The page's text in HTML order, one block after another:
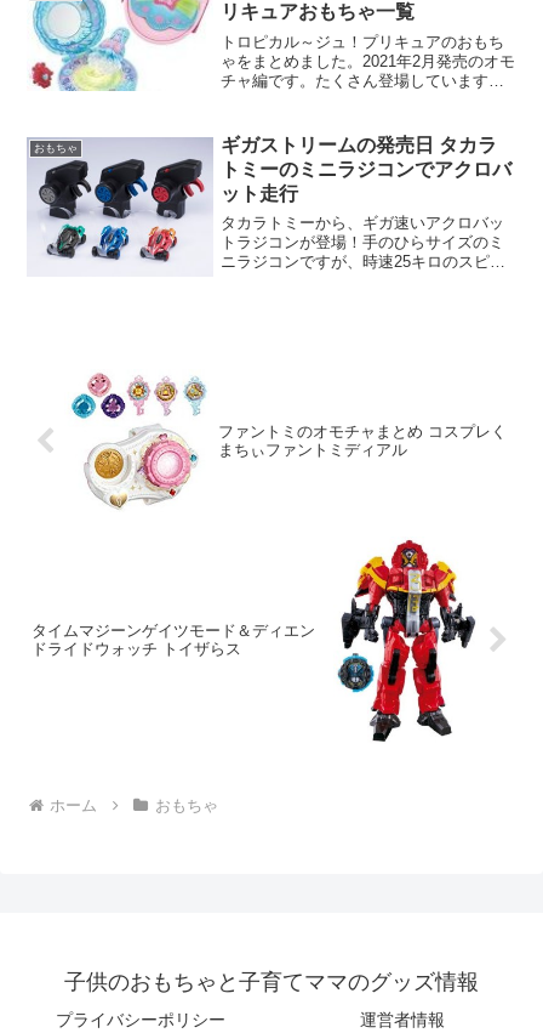
リキュアおもちゃ一覧
トロピカル～ジュ！プリキュアのおもち
ゃをまとめました。2021年2月発売のオモ
チャ編です。たくさん登場していますの
おもちゃ
ギガストリームの発売日 タカラ
トミーのミニラジコンでアクロバ
ット走行
タカラトミーから、ギガ速いアクロバッ
トラジコンが登場！手のひらサイズのミ
ニラジコンですが、時速25キロのスピー
ファントミのオモチャまとめ コスプレく
まちぃファントミディアル
タイムマジーンゲイツモード＆ディエン
ドライドウォッチ トイザらス
ホーム おもちゃ
子供のおもちゃと子育てママのグッズ情報
プライバシーポリシー 運営者情報